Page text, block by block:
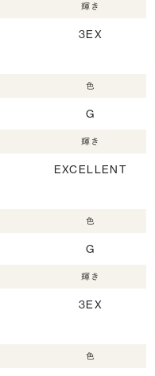
輝き
3EX
色
G
輝き
EXCELLENT
色
G
輝き
3EX
色